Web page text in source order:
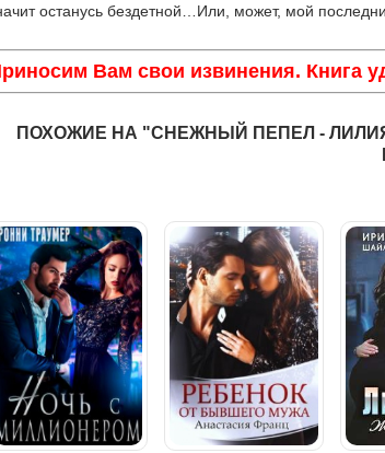
останусь бездетной…Или, может, мой
Вам свои извинения. Книга
ПОХОЖИЕ НА "СНЕЖНЫЙ ПЕПЕЛ -